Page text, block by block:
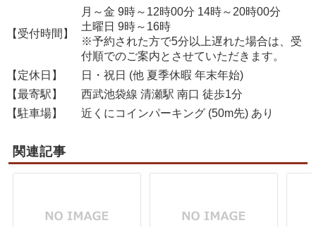
【受付時間】
月～金 9時～12時00分 14時～20時00分
土曜日 9時～16時
※予約された方で5分以上遅れた場合は、受
付順でのご案内とさせていただきます。
【定休日】
日・祝日 (他 夏季休暇 年末年始)
【最寄駅】
西武池袋線 清瀬駅 南口 徒歩1分
【駐車場】
近くにコインパーキング (50m先) あり
関連記事